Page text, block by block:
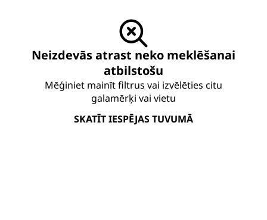
Neizdevās atrast neko meklēšanai
atbilstošu
Mēģiniet mainīt filtrus vai izvēlēties citu
galamērķi vai vietu
SKATĪT IESPĒJAS TUVUMĀ